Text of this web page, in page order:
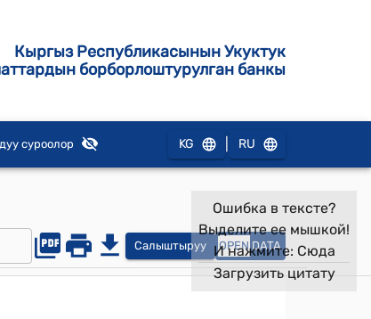
Кыргыз Республикасынын Укуктук
борборлоштурулган банкы
суроолор KG RU
Салыштыруу OPEN DATA
Ошибка в тексте?
Выделите ее мышкой!
И нажмите: Сюда
Загрузить цитату